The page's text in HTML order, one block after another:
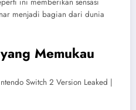
menjadi bagian dari dunia
Memukau